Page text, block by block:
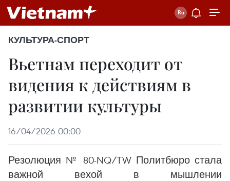
КУЛЬТУРА-СПОРТ
Вьетнам переходит от
видения к действиям в
развитии культуры
16/04/2026 00:00
Резолюция № 80-NQ/TW Политбюро стала
важной вехой в мышлении